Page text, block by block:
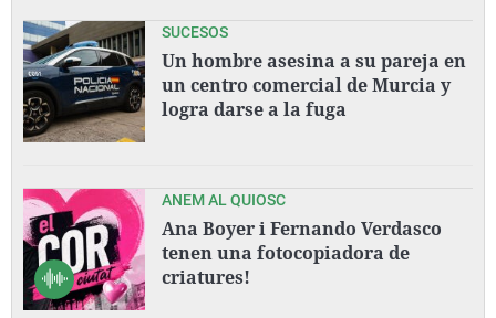
SUCESOS
Un hombre asesina a su pareja en
un centro comercial de Murcia y
logra darse a la fuga
ANEM AL QUIOSC
Ana Boyer i Fernando Verdasco
tenen una fotocopiadora de
criatures!